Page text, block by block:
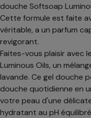
douche Softsoap
Cette formule est faite
véritable, a un parfum
revigorant.
Faites-vous plaisir avec
Luminous Oils, un
lavande. Ce gel douche
douche quotidienne en
votre peau d'une
hydratant au pH